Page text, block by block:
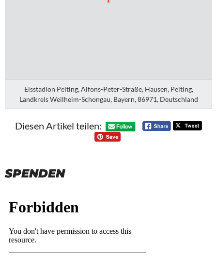
Eisstadion Peiting, Alfons-Peter-Straße, Hausen, Peiting,
Landkreis Weilheim-Schongau, Bayern, 86971, Deutschland
Diesen Artikel teilen:
SPENDEN